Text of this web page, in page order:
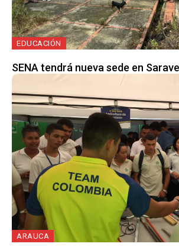
EDUCACIÓN
SENA tendrá nueva sede en
ARAUCA